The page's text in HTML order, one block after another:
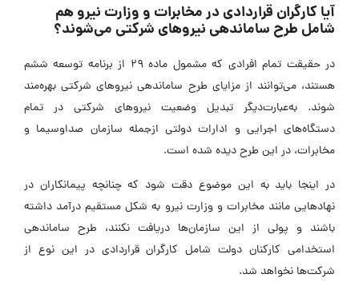
آیا کارگران قراردادی در مخابرات و وزارت نیرو هم
شامل طرح ساماندهی نیروهای شرکتی می‌شوند؟
در حقیقت تمام افرادی که مشمول ماده 29 از برنامه توسعه ششم
هستند، می‌توانند از مزایای طرح ساماندهی نیروهای شرکتی بهره‌مند
شوند. به‌عبارت‌دیگر تبدیل وضعیت نیروهای شرکتی در تمام
دستگاه‌های اجرایی و ادارات دولتی ازجمله سازمان صداوسیما و
مخابرات، در این طرح دیده شده است.
در اینجا باید به این موضوع دقت شود که چنانچه پیمانکاران در
نهادهایی مانند مخابرات و وزارت نیرو به شکل مستقیم درآمد داشته
باشند و پولی از این سازمان‌ها دریافت نکنند، طرح ساماندهی
استخدامی کارکنان دولت شامل کارگران قراردادی در این نوع از
شرکت‌ها نخواهد شد.